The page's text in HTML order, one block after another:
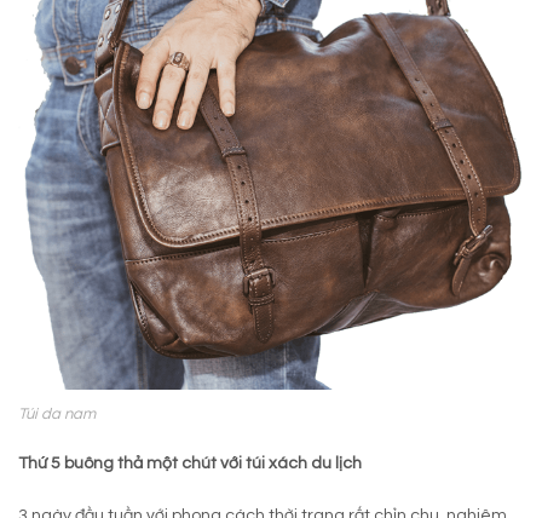
Túi da nam
Thứ 5 buông thả một chút với túi xách du lịch